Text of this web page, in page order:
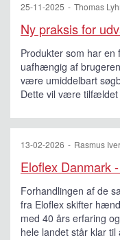
25-11-2025 Thomas
Ny praksis for
Produkter som har en
uafhængig af
være umiddelbart
Dette vil være tilfældet
13-02-2026 Rasmus
Eloflex Danmark
Forhandlingen af de
fra Eloflex skifter
med 40 års erfaring
hele landet står klar til